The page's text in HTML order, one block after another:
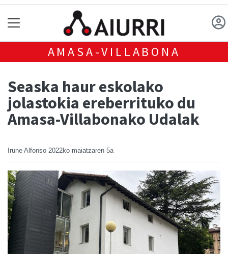
AMASA-VILLABONA
Seaska haur eskolako
jolastokia ereberrituko du
Amasa-Villabonako Udalak
Irune Alfonso 2022ko maiatzaren 5a